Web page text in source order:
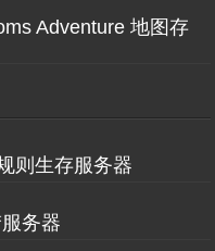
Adventure 地图存
则生存服务器
务器